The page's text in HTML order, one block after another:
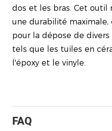
dos et les bras. Cet outil
une durabilité maximale,
pour la dépose de
tels que les tuiles en
l'époxy et le vinyle.
FAQ